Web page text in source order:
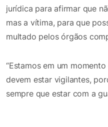
jurídica para afirmar que
mas a vítima, para que
multado pelos órgãos
“Estamos em um
devem estar vigilantes,
sempre que estar com a